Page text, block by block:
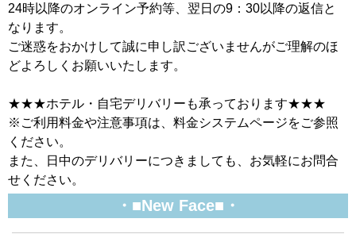
24時以降のオンライン予約等、翌日の9：30以降の返信と
なります。
ご迷惑をおかけして誠に申し訳ございませんがご理解のほ
どよろしくお願いいたします。
★★★ホテル・自宅デリバリーも承っております★★★
※ご利用料金や注意事項は、料金システムページをご参照
ください。
また、日中のデリバリーにつきましても、お気軽にお問合
せください。
・■New Face■・